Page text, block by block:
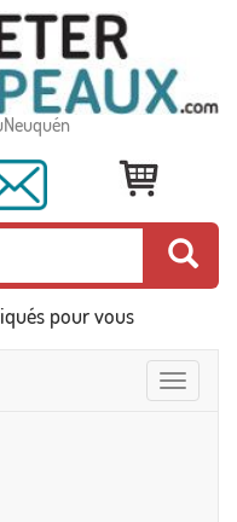
pour vous
Toggle
navigation